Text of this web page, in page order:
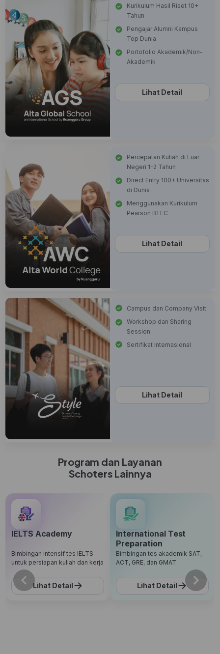
Kurikulum Hasil Riset 10+
Tahun
Pengajar Alumni Kampus
Top Dunia
Portofolio Akademik/Non-
Akademik
Lihat Detail
Percepatan Kuliah di Luar
Negeri 1-2 Tahun
Direct Entry 100+ Universitas
di Dunia
Menggunakan Kurikulum
Pearson BTEC
Lihat Detail
Campus dan Company Visit
Workshop dan Sharing
Session
Sertifikat Internasional
Lihat Detail
Program dan Layanan
Schoters Lainnya
IELTS Academy
Bimbingan intensif tes IELTS
untuk persiapan kuliah dan kerja
Lihat Detail
International Test
Preparation
Bimbingan tes akademik SAT,
ACT, GRE, dan GMAT
Lihat Detail